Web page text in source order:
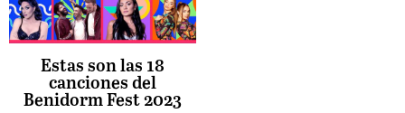
Estas son las 18
canciones del
Benidorm Fest 2023